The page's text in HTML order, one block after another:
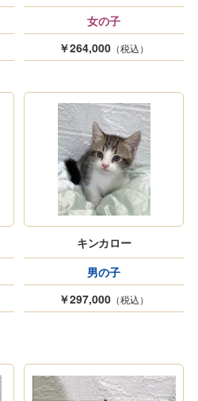
女の子
￥264,000 （税込）
キンカロー
男の子
￥297,000 （税込）